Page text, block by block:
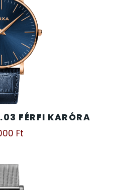
FÉRFI KARÓRA
Ft